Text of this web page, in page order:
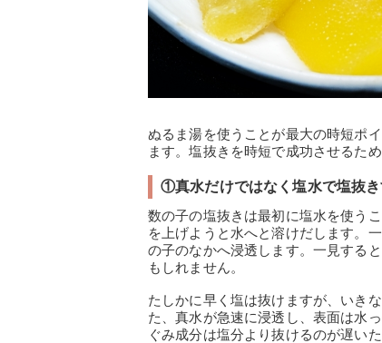
ぬるま湯を使うことが最大の時短ポ
ます。塩抜きを時短で成功させるた
①真水だけではなく塩水で塩抜
数の子の塩抜きは最初に塩水を使う
を上げようと水へと溶けだします。
の子のなかへ浸透します。一見する
もしれません。
たしかに早く塩は抜けますが、いき
た、真水が急速に浸透し、表面は水
ぐみ成分は塩分より抜けるのが遅い